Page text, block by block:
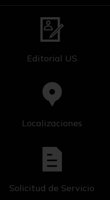
Editorial US
Localizaciones
Solicitud de Servicio